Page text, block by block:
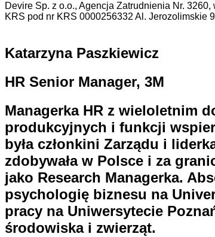
Devire Sp. z o.o., Agencja Zatrudnienia Nr.
KRS pod nr KRS 0000256332 Al. Jerozolimskie
Katarzyna Paszkiewicz
HR Senior Manager, 3M
Managerka HR z wieloletnim
produkcyjnych i funkcji
była członkini Zarządu i
zdobywała w Polsce i za
jako Research Managerka.
psychologię biznesu na
pracy na Uniwersytecie
środowiska i zwierząt.